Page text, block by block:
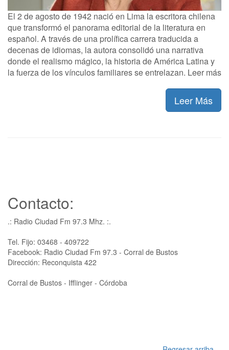
El 2 de agosto de 1942 nació en Lima la escritora chilena
que transformó el panorama editorial de la literatura en
español. A través de una prolífica carrera traducida a
decenas de idiomas, la autora consolidó una narrativa
donde el realismo mágico, la historia de América Latina y
la fuerza de los vínculos familiares se entrelazan. Leer más
Leer Más
Contacto:
.: Radio Ciudad Fm 97.3 Mhz. :.
Tel. Fijo: 03468 - 409722
Facebook: Radio Ciudad Fm 97.3 - Corral de Bustos
Dirección: Reconquista 422
Corral de Bustos - Ifflinger - Córdoba